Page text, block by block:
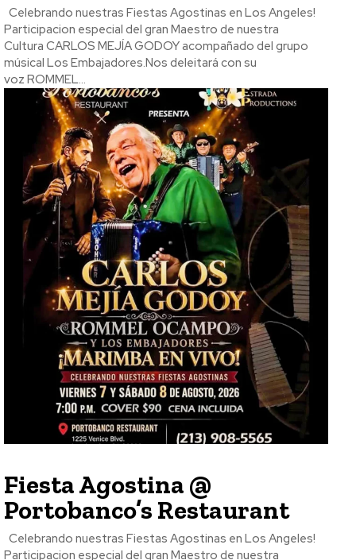
Celebrando nuestras Fiestas Agostinas en Los Angeles!
Participacion especial del gran Maestro de nuestra
Cultura CARLOS MEJÍA GODOY acompañado del grupo
músical Los Embajadores.Nos deleitará con su
voz ROMMEL...
Fiesta Agostina @
Portobanco’s Restaurant
Celebrando nuestras Fiestas Agostinas en Los Angeles!
Participacion especial del gran Maestro de nuestra